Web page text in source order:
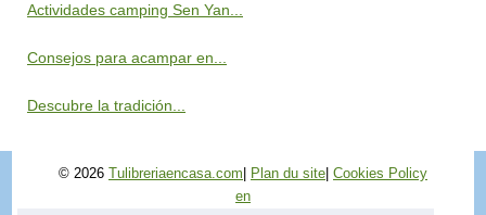
Actividades camping Sen Yan...
Consejos para acampar en...
Descubre la tradición...
© 2026 Tulibreriaencasa.com Plan du site Cookies Policy
en